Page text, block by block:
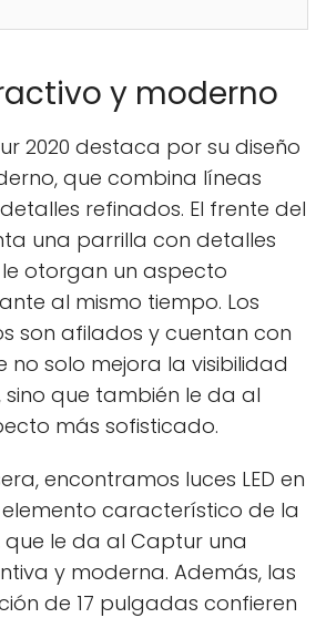
y moderno
2020 destaca por su diseño
que combina líneas
refinados. El frente del
una parrilla con detalles
otorgan un aspecto
al mismo tiempo. Los
son afilados y cuentan con
no solo mejora la visibilidad
que también le da al
más sofisticado.
encontramos luces LED en
característico de la
que le da al Captur una
y moderna. Además, las
de 17 pulgadas confieren